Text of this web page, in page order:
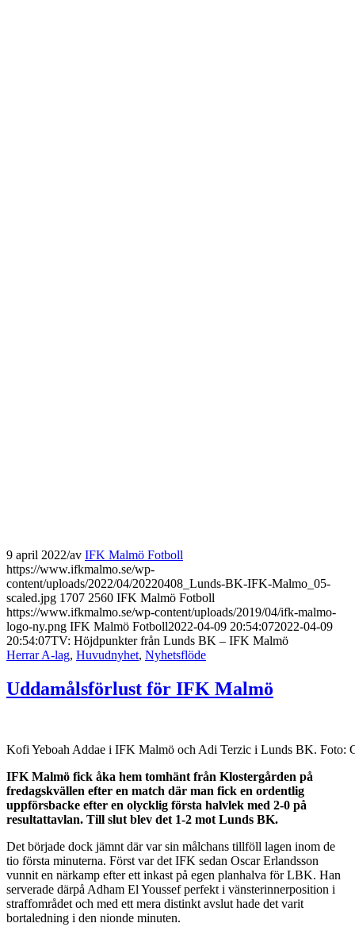
9 april 2022/av IFK Malmö Fotboll
https://www.ifkmalmo.se/wp-
content/uploads/2022/04/20220408_Lunds-BK-IFK-Malmo_05-
scaled.jpg 1707 2560 IFK Malmö Fotboll
https://www.ifkmalmo.se/wp-content/uploads/2019/04/ifk-malmo-
logo-ny.png IFK Malmö Fotboll2022-04-09 20:54:072022-04-09
20:54:07TV: Höjdpunkter från Lunds BK – IFK Malmö
Herrar A-lag, Huvudnyhet, Nyhetsflöde
Uddamålsförlust för IFK Malmö
Kofi Yeboah Addae i IFK Malmö och Adi Terzic i Lunds BK. Foto:
IFK Malmö fick åka hem tomhänt från Klostergården på
fredagskvällen efter en match där man fick en ordentlig
uppförsbacke efter en olycklig första halvlek med 2-0 på
resultattavlan. Till slut blev det 1-2 mot Lunds BK.
Det började dock jämnt där var sin målchans tillföll lagen inom de
tio första minuterna. Först var det IFK sedan Oscar Erlandsson
vunnit en närkamp efter ett inkast på egen planhalva för LBK. Han
serverade därpå Adham El Youssef perfekt i vänsterinnerposition i
straffområdet och med ett mera distinkt avslut hade det varit
bortaledning i den nionde minuten.